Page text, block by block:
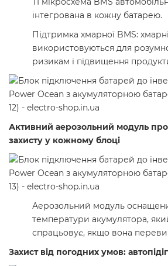
інтегрована в кожну батарею.
Підтримка хмарної BMS:
використовуються для
ризикам і підвищення
Активний аерозольний модуль
захисту у кожному блоці
Аерозольний модуль
температури акумулятора,
спрацьовує, якщо вона
Захист від погодних умов: